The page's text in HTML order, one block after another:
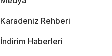
Karadeniz Rehberi
İndirim Haberleri